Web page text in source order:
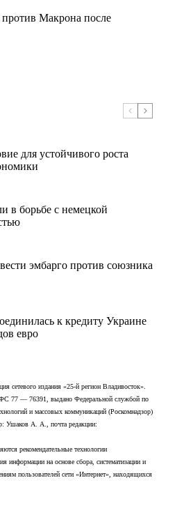
Макрона после
для устойчивого роста
в борьбе с немецкой
эмбарго против союзника
к кредиту Украине
евро
сетевого издания «25-й регион Владивосток».
77 — 76391, выдано Федеральной службой по
и массовых коммуникаций (Роскомнадзор)
Ушаков А. А., почта редакции:
рекомендательные технологии
информации на основе сбора, систематизации и
пользователей сети «Интернет», находящихся